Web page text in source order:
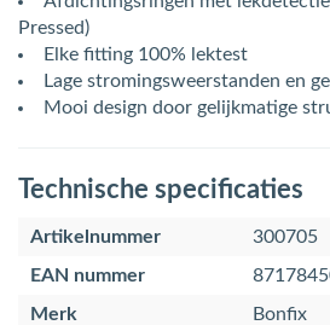
Pressed)
Elke fitting 100% lektest
Lage stromingsweerstanden en
Mooi design door gelijkmatige
Technische specificaties
Artikelnummer
300705
EAN nummer
Merk
Bonfix